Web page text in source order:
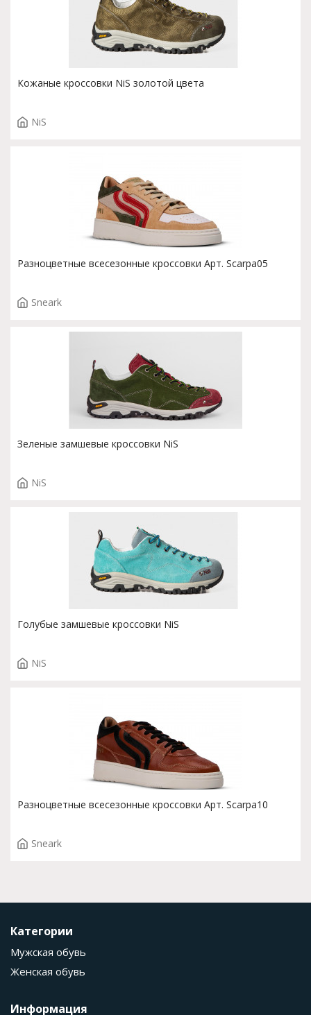
Кожаные кроссовки NiS золотой цвета
NiS
Разноцветные всесезонные кроссовки Арт. Scarpa05
Sneark
Зеленые замшевые кроссовки NiS
NiS
Голубые замшевые кроссовки NiS
NiS
Разноцветные всесезонные кроссовки Арт. Scarpa10
Sneark
Категории
Мужская обувь
Женская обувь
Информация